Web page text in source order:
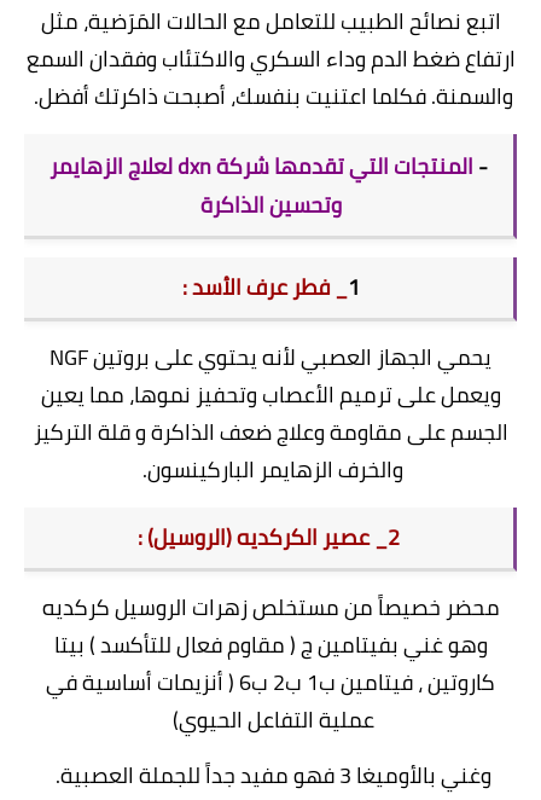
اتبع نصائح الطبيب للتعامل مع الحالات المَرَضية، مثل
ارتفاع ضغط الدم وداء السكري والاكتئاب وفقدان السمع
والسمنة. فكلما اعتنيت بنفسك، أصبحت ذاكرتك أفضل.
-
المنتجات التي تقدمها شركة dxn لعلاج الزهايمر
وتحسين الذاكرة
1_ فطر عرف الأسد :
يحمي الجهاز العصبي لأنه يحتوي على بروتين NGF
ويعمل على ترميم الأعصاب وتحفيز نموها، مما يعين
الجسم على مقاومة وعلاج ضعف الذاكرة و قلة التركيز
والخرف الزهايمر الباركينسون.
2_ عصير الكركديه (الروسيل) :
محضر خصيصاً من مستخلص زهرات الروسيل كركديه
وهو غني بفيتامين ج ( مقاوم فعال للتأكسد ) بيتا
كاروتين ، فيتامين ب1 ب2 ب6 ( أنزيمات أساسية في
عملية التفاعل الحيوي)
وغني بالأوميغا 3 فهو مفيد جداً للجملة العصبية.